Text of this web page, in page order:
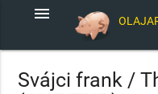
menu
Svájci frank /